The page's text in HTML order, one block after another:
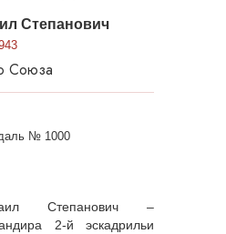
Степанович
Союза
№ 1000
Степанович –
2-й эскадрильи